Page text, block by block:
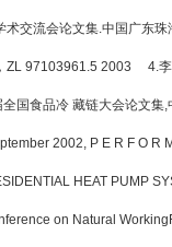
术交流会论文集.中国广东
ZL 97103961.5 2003 4.
国食品冷 藏链大会论文集
2002, P E R F O R
HEAT PUMP
on Natural